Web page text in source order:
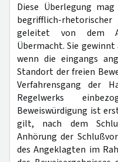
Diese Überlegung
begrifflich-
geleitet von dem
Übermacht. Sie
wenn die eingangs
Standort der freien
Verfahrensgang der
Regelwerks
Beweiswürdigung ist
gilt, nach dem
Anhörung der
des Angeklagten im